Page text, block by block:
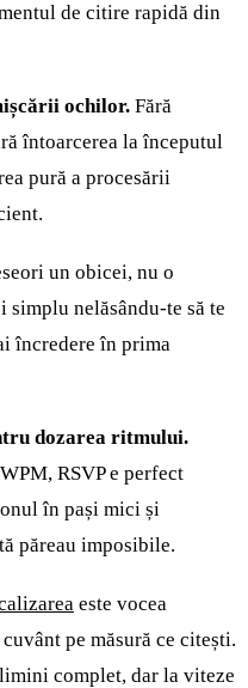
de citire rapidă din
ochilor. Fără
întoarcerea la începutul
pură a procesării
un obicei, nu o
simplu nelăsându-te să te
încredere în prima
dozarea ritmului.
RSVP e perfect
în pași mici și
păreau imposibile.
este vocea
pe măsură ce citești.
complet, dar la viteze